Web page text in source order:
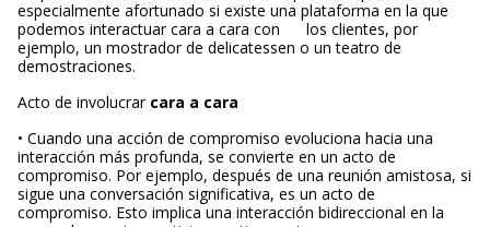
especialmente afortunado si existe una plataforma en la que
podemos interactuar cara a cara con los clientes, por
ejemplo, un mostrador de delicatessen o un teatro de
demostraciones.
Acto de involucrar cara a cara
• Cuando una acción de compromiso evoluciona hacia una
interacción más profunda, se convierte en un acto de
compromiso. Por ejemplo, después de una reunión amistosa, si
sigue una conversación significativa, es un acto de
compromiso. Esto implica una interacción bidireccional en la